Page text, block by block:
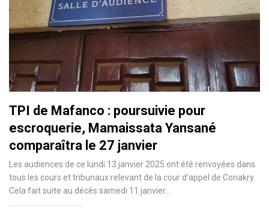
TPI de Mafanco : poursuivie pour
escroquerie, Mamaissata Yansané
comparaîtra le 27 janvier
Les audiences de ce lundi 13 janvier 2025 ont été renvoyées dans
tous les cours et tribunaux relevant de la cour d'appel de Conakry.
Cela fait suite au décès samedi 11 janvier…